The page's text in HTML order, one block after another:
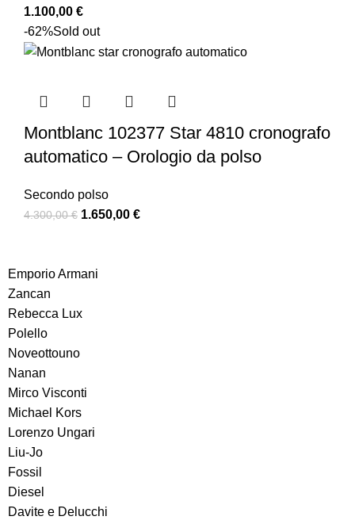
1.100,00 €
-62%Sold out
Montblanc 102377 Star 4810 cronografo
automatico – Orologio da polso
Secondo polso
4.300,00€ 1.650,00 €
Emporio Armani
Zancan
Rebecca Lux
Polello
Noveottouno
Nanan
Mirco Visconti
Michael Kors
Lorenzo Ungari
Liu-Jo
Fossil
Diesel
Davite e Delucchi